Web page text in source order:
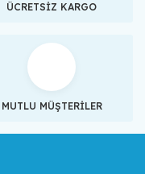
ÜCRETSİZ KARGO
MUTLU MÜŞTERİLER